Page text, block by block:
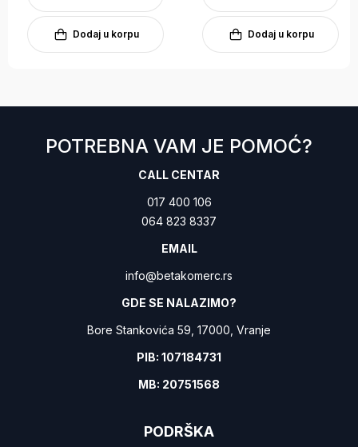
Dodaj u korpu Dodaj u korpu
PODRŠKA
POTREBNA VAM JE POMOĆ?
CALL CENTAR
017 400 106
064 823 8337
EMAIL
info@betakomerc.rs
GDE SE NALAZIMO?
Bore Stankovića 59, 17000, Vranje
PIB: 107184731
MB: 20751568